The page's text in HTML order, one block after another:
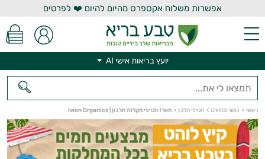
אפשרות משלוח אקספרס מהיום להיום ❤️ לפרטים
יועץ בריאות אישי AI
ראשי > כושר וספורט > חטיפי חלבון > מארז חטיפי מקלות חלבון | Iwon Organics
יועץ בריאות אישי AI